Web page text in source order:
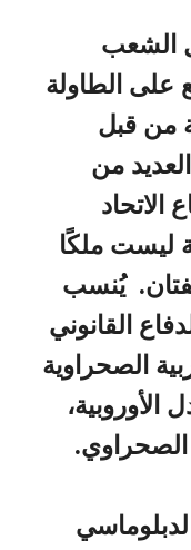
الشعب
على الطاولة
من قبل
من
الاتحاد
ليست ملكًا
يُنسب
القانوني
الصحراوية
الأوروبية،
الصحراوي.